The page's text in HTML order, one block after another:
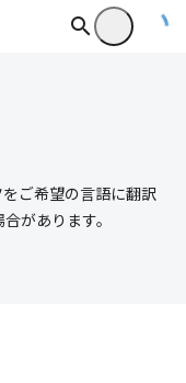
ご希望の言語に翻訳
があります。